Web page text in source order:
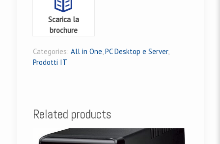
Scarica la
brochure
Categories: All in One PC Desktop e Server,
Prodotti IT
Related products